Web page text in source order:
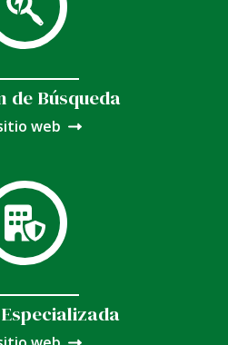
de Búsqueda
web